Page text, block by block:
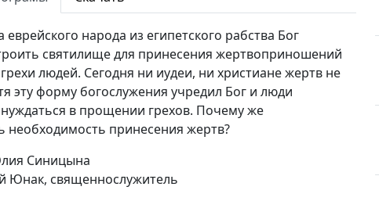
еврейского народа из египетского рабства Бог
святилище для принесения жертвоприношений
людей. Сегодня ни иудеи, ни христиане жертв не
эту форму богослужения учредил Бог и люди
в прощении грехов. Почему же
необходимость принесения жертв?
Синицына
Юнак, священнослужитель